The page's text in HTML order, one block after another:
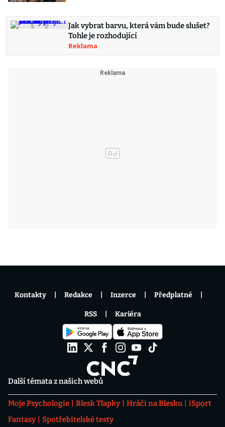
Jak vybrat barvu, která vám bude slušet?
Tohle je rozhodující
Reklama
Další témata z našich webů
Moje Psychologie Blesk Tlapky Hráči na Blesku
iSport
Fantasy
Spotřebitelské testy
Kontakty Redakce Inzerce Předplatné
RSS Kariéra